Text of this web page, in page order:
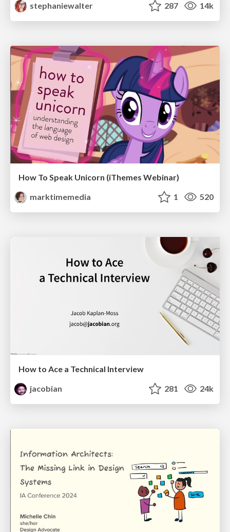
stephaniewalter
287 14k
How To Speak Unicorn (iThemes Webinar)
marktimemedia
1 520
How to Ace a Technical Interview
jacobian
281 24k